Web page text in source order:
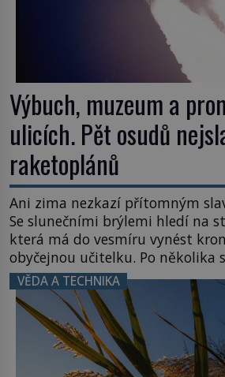
Výbuch, muzeum a
ulicích. Pět osudů
raketoplánů
Ani zima nezkazí přítomným
Se slunečními brýlemi hledí na
která má do vesmíru vynést
obyčejnou učitelku. Po několika
ztuhnou úsměvy, stroj totiž
konstrukce není z levného kraje,
poplatníky stojí miliardy
zvládnou jen představitelné
Název: Columbia První […]
VĚDA A TECHNIKA